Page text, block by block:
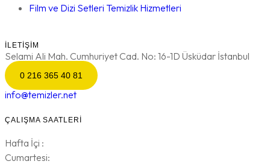
Film ve Dizi Setleri Temizlik Hizmetleri
İLETIŞIM
Selami Ali Mah. Cumhuriyet Cad. No: 16-1D Üsküdar İstanbul
0 216 365 40 81
info@temizler.net
ÇALIŞMA SAATLERI
Hafta İçi :
Cumartesi: